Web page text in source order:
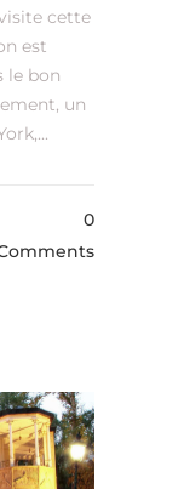
cette
est
le bon
un
0